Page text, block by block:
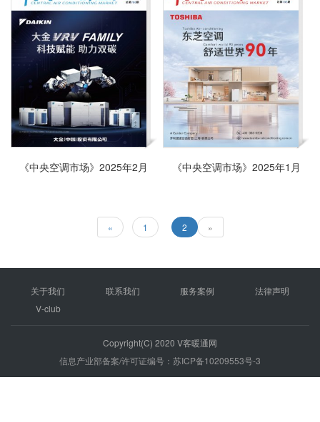
《中央空调市场》2025年2月 《中央空调市场》2025年1月
« 1 2 »
关于我们 联系我们 服务案例
法律声明
V-club
Copyright(C) 2020 V客暖通网
信息产业部备案/许可证编号：苏ICP备10209553号-3